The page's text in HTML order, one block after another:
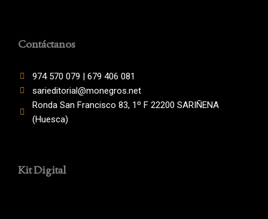
Contáctanos
974 570 079 | 679 406 081
sarieditorial@monegros.net
Ronda San Francisco 83, 1º F 22200 SARIÑENA
(Huesca)
Kit Digital